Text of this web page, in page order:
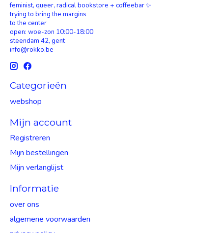
feminist, queer, radical bookstore + coffeebar ✨
trying to bring the margins
to the center
open: woe-zon 10:00-18:00
steendam 42, gent
info@rokko.be
Categorieën
webshop
Mijn account
Registreren
Mijn bestellingen
Mijn verlanglijst
Informatie
over ons
algemene voorwaarden